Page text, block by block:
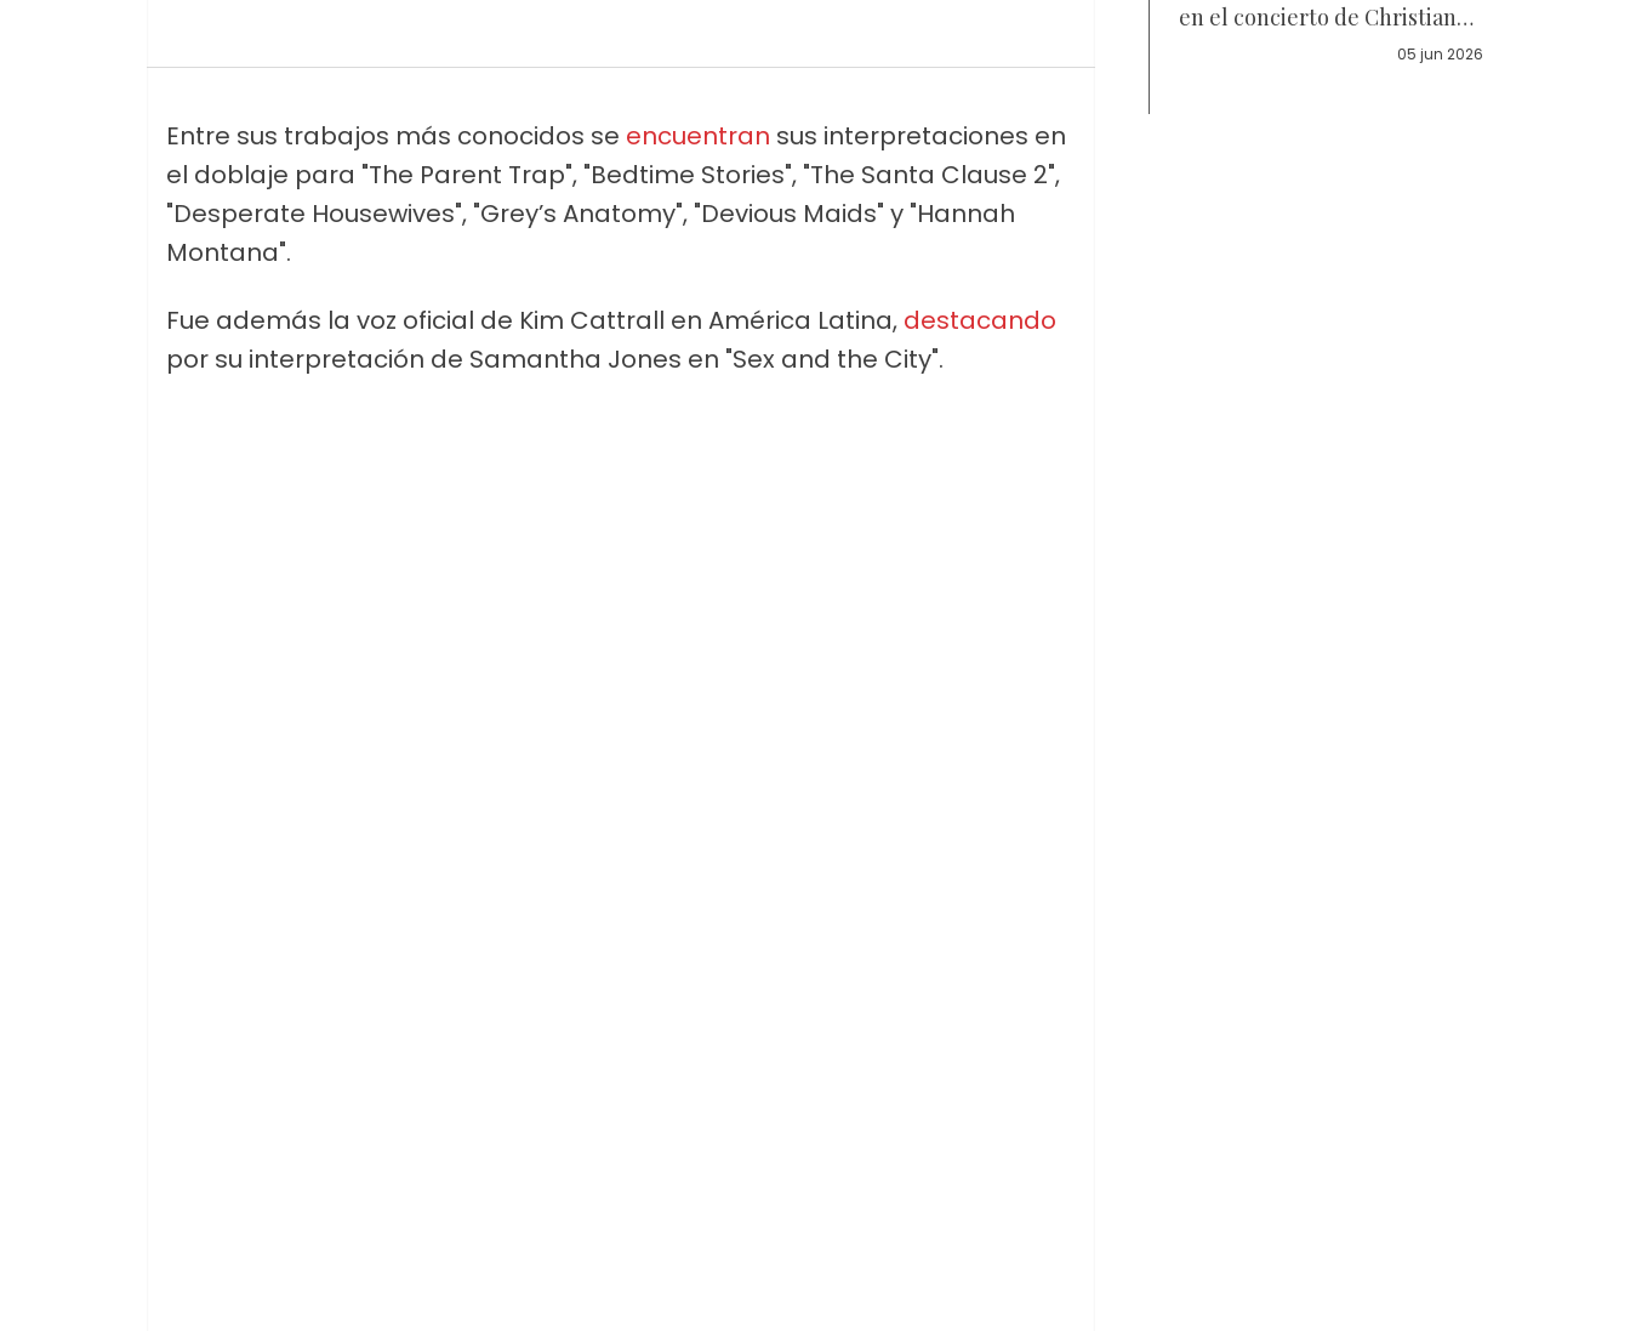
Entre sus trabajos más conocidos se encuentran sus interpretaciones en
el doblaje para "The Parent Trap", "Bedtime Stories", "The Santa Clause 2",
"Desperate Housewives", "Grey’s Anatomy", "Devious Maids" y "Hannah
Montana".
Fue además la voz oficial de Kim Cattrall en América Latina, destacando
por su interpretación de Samantha Jones en "Sex and the City".
en el concierto de Christian
05 jun 2026